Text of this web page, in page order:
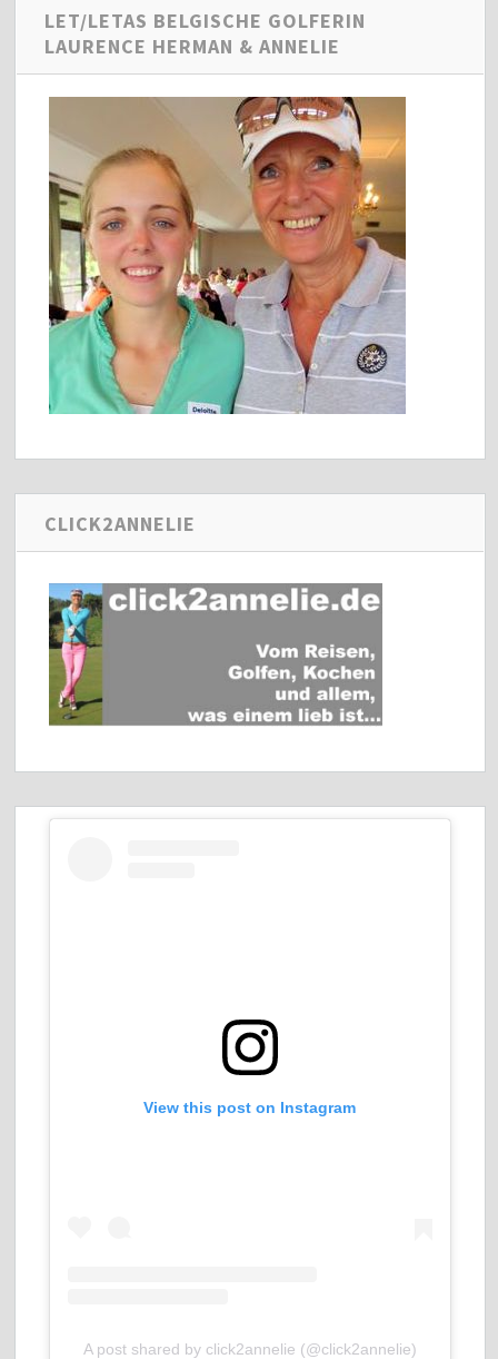
LET/LETAS BELGISCHE GOLFERIN
LAURENCE HERMAN & ANNELIE
CLICK2ANNELIE
View this post on Instagram
A post shared by click2annelie (@click2annelie)